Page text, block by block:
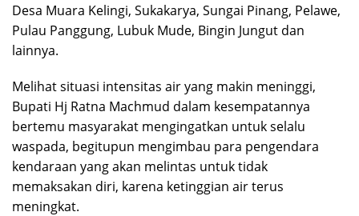
Desa Muara Kelingi, Sukakarya, Sungai Pinang, Pelawe,
Pulau Panggung, Lubuk Mude, Bingin Jungut dan
lainnya.
Melihat situasi intensitas air yang makin meninggi,
Bupati Hj Ratna Machmud dalam kesempatannya
bertemu masyarakat mengingatkan untuk selalu
waspada, begitupun mengimbau para pengendara
kendaraan yang akan melintas untuk tidak
memaksakan diri, karena ketinggian air terus
meningkat.